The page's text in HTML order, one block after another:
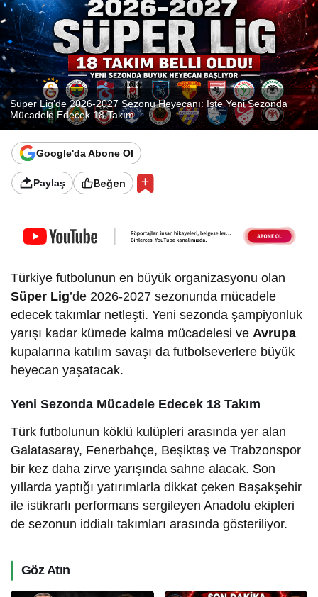
Süper Lig’de 2026-2027 Sezonu Heyecanı: İşte Yeni Sezonda
Mücadele Edecek 18 Takım
Google'da Abone Ol
Paylaş Beğen
Türkiye futbolunun en büyük organizasyonu olan
Süper Lig’de 2026-2027 sezonunda mücadele
edecek takımlar netleşti. Yeni sezonda şampiyonluk
yarışı kadar kümede kalma mücadelesi veAvrupa
kupalarına katılım savaşı da futbolseverlere büyük
heyecan yaşatacak.
Yeni Sezonda Mücadele Edecek 18 Takım
Türk futbolunun köklü kulüpleri arasında yer alan
Galatasaray, Fenerbahçe, Beşiktaş ve Trabzonspor
bir kez daha zirve yarışında sahne alacak. Son
yıllarda yaptığı yatırımlarla dikkat çeken Başakşehir
ile istikrarlı performans sergileyen Anadolu ekipleri
de sezonun iddialı takımları arasında gösteriliyor.
Göz Atın